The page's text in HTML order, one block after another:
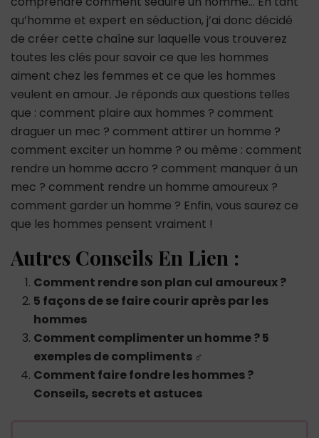
qu’homme et expert en séduction, j’ai donc décidé
de créer cette chaîne sur laquelle vous trouverez
toutes les clés pour savoir ce que les hommes
aiment chez les femmes et ce que les hommes
veulent en amour. Je réponds aux questions telles
que : comment plaire aux hommes ? comment
draguer un mec ? comment attirer un homme ?
comment exciter un homme ? ou même : comment
rendre un homme accro ? comment manquer à un
mec ? comment rendre un homme amoureux ?
comment garder un homme ? Enfin, vous saurez ce
que les hommes pensent vraiment !
Autres Conseils En Lien :
Comment rendre son plan cul amoureux ?
5 façons de se faire courir après par les
hommes
Comment complimenter un homme ? 5
exemples de compliments ♂
Comment faire fondre les hommes ?
Conseils, secrets et astuces